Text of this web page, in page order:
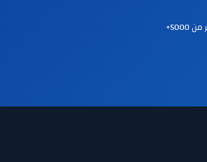
نقدم دورات ودبلومات متخصصة في الصحة النفسية والإرشاد الأسري والتنمية البشرية. مع أكثر من 5000+